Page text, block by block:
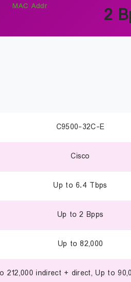
2
MAC Addr
C9500-32C-E
Cisco
Up to 6.4 Tbps
Up to 2 Bpps
Up to 82,000
212,000 indirect + direct, Up to